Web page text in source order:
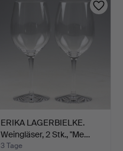
ERIKA LAGERBIELKE.
Weingläser, 2 Stk., "Me…
3 Tage